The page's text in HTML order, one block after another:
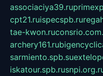
associaciya39.ru
cpt21.ruispecspb.ru
tae-kwon.ru
archery161.ru
sarmiento.spb.su
iskatour.spb.ru